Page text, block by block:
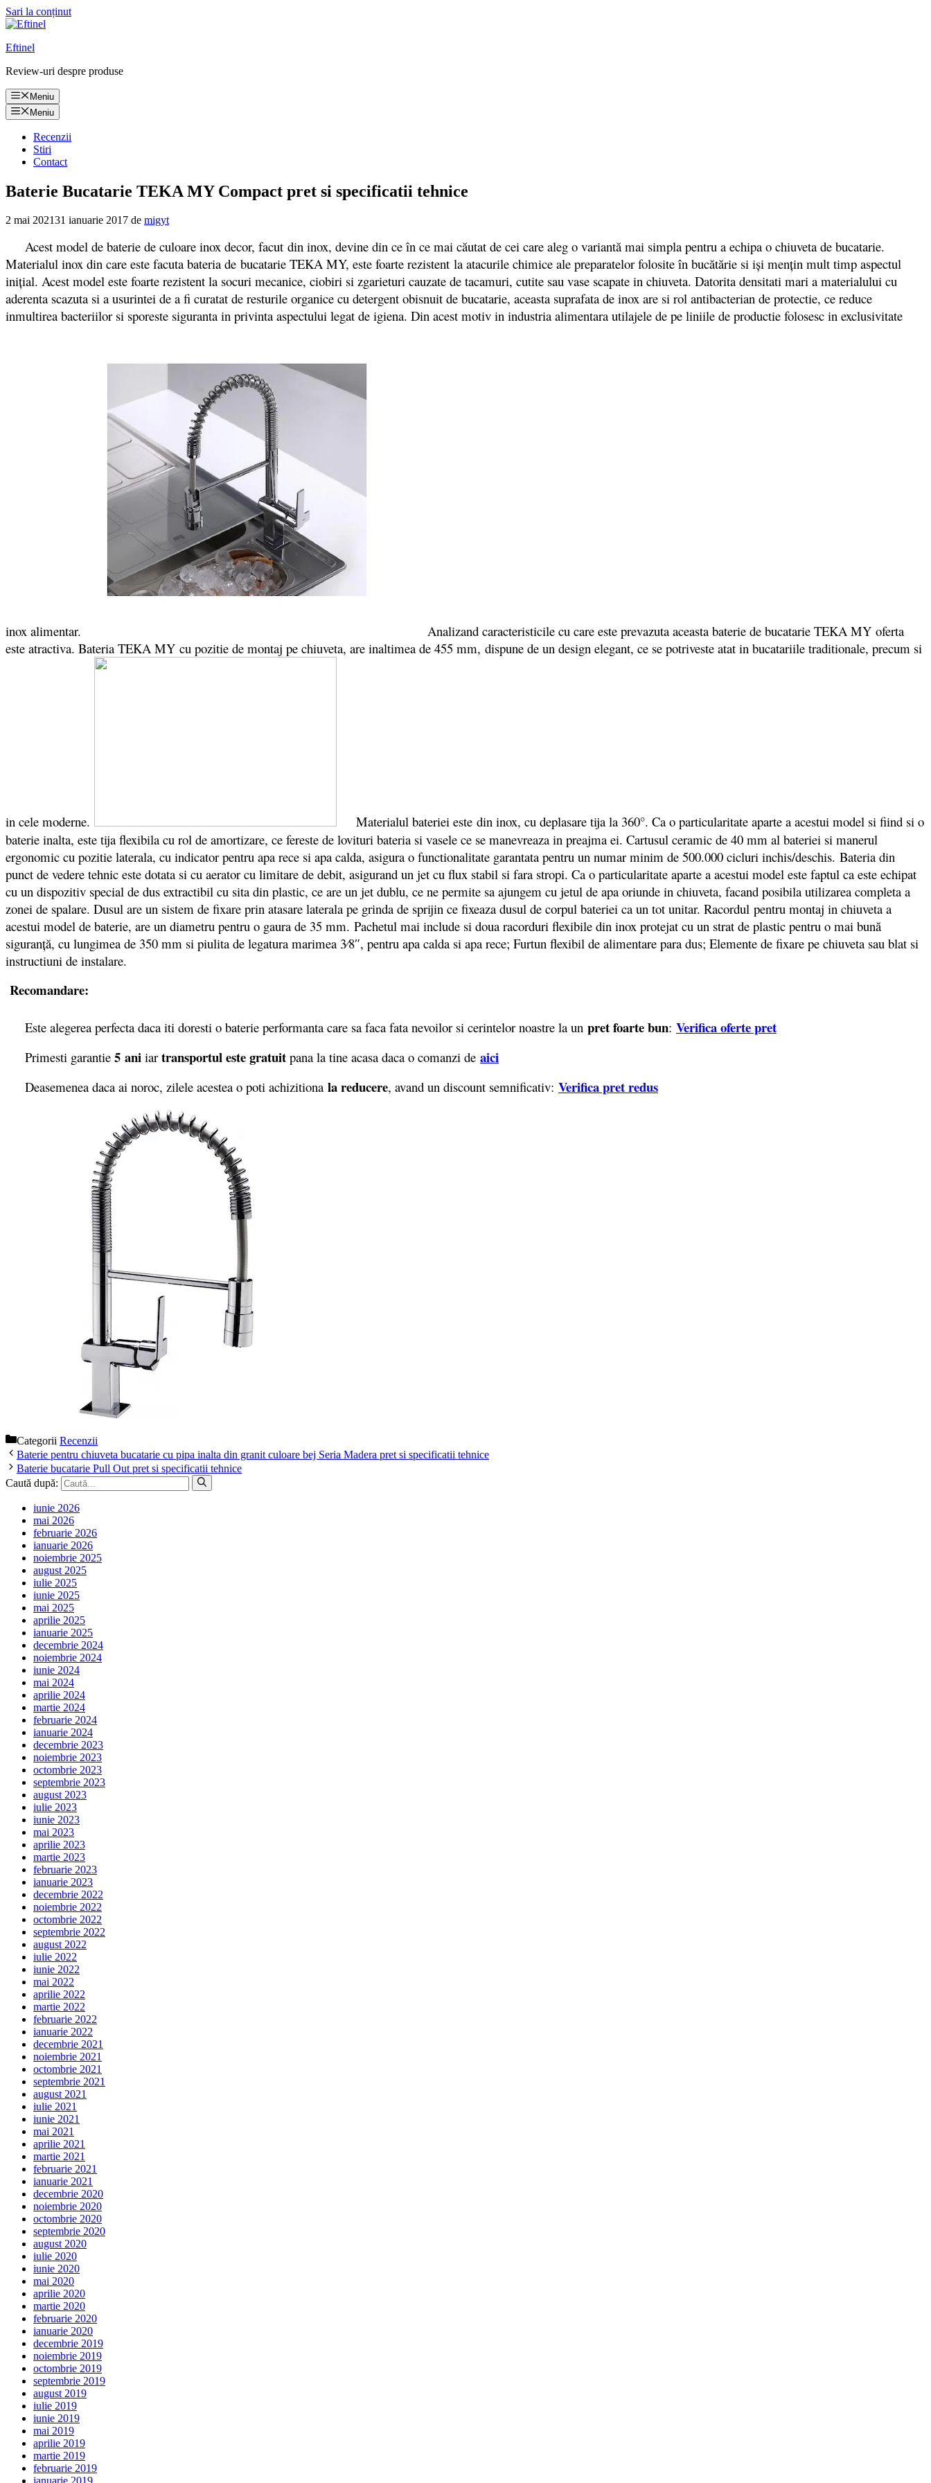
Sari la conținut
Eftinel
Review-uri despre produse
Meniu
Meniu
Recenzii
Stiri
Contact
Baterie Bucatarie TEKA MY Compact pret si specificatii tehnice
2 mai 202131 ianuarie 2017 de migyt
Acest model de baterie de culoare inox decor, facut din inox, devine din ce în ce mai căutat de cei care aleg o variantă mai simpla pentru a echipa o chiuveta de bucatarie.
Materialul inox din care este facuta bateria de bucatarie TEKA MY, este foarte rezistent la atacurile chimice ale preparatelor folosite în bucătărie si iși mențin mult timp aspectul
inițial. Acest model este foarte rezistent la socuri mecanice, ciobiri si zgarieturi cauzate de tacamuri, cutite sau vase scapate in chiuveta. Datorita densitati mari a materialului cu
aderenta scazuta si a usurintei de a fi curatat de resturile organice cu detergent obisnuit de bucatarie, aceasta suprafata de inox are si rol antibacterian de protectie, ce reduce
inmultirea bacteriilor si sporeste siguranta in privinta aspectului legat de igiena. Din acest motiv in industria alimentara utilajele de pe liniile de productie folosesc in exclusivitate
inox alimentar.
Analizand caracteristicile cu care este prevazuta aceasta baterie de bucatarie TEKA MY oferta
este atractiva. Bateria TEKA MY cu pozitie de montaj pe chiuveta, are inaltimea de 455 mm, dispune de un design elegant, ce se potriveste atat in bucatariile traditionale, precum si
in cele moderne. Materialul bateriei este din inox, cu deplasare tija la 360°. Ca o particularitate aparte a acestui model si fiind si o
baterie inalta, este tija flexibila cu rol de amortizare, ce fereste de lovituri bateria si vasele ce se manevreaza in preajma ei. Cartusul ceramic de 40 mm al bateriei si manerul
ergonomic cu pozitie laterala, cu indicator pentru apa rece si apa calda, asigura o functionalitate garantata pentru un numar minim de 500.000 cicluri inchis/deschis. Bateria din
punct de vedere tehnic este dotata si cu aerator cu limitare de debit, asigurand un jet cu flux stabil si fara stropi. Ca o particularitate aparte a acestui model este faptul ca este echipat
cu un dispozitiv special de dus extractibil cu sita din plastic, ce are un jet dublu, ce ne permite sa ajungem cu jetul de apa oriunde in chiuveta, facand posibila utilizarea completa a
zonei de spalare. Dusul are un sistem de fixare prin atasare laterala pe grinda de sprijin ce fixeaza dusul de corpul bateriei ca un tot unitar. Racordul pentru montaj in chiuveta a
acestui model de baterie, are un diametru pentru o gaura de 35 mm. Pachetul mai include si doua racorduri flexibile din inox protejat cu un strat de plastic pentru o mai bună
siguranţă, cu lungimea de 350 mm si piulita de legatura marimea 3⁄8″, pentru apa calda si apa rece; Furtun flexibil de alimentare para dus; Elemente de fixare pe chiuveta sau blat si
instructiuni de instalare.
Recomandare:
Este alegerea perfecta daca iti doresti o baterie performanta care sa faca fata nevoilor si cerintelor noastre la un pret foarte bun: Verifica oferte pret
Primesti garantie 5 ani iar transportul este gratuit pana la tine acasa daca o comanzi de aici
Deasemenea daca ai noroc, zilele acestea o poti achizitiona la reducere, avand un discount semnificativ: Verifica pret redus
Categorii Recenzii
Baterie pentru chiuveta bucatarie cu pipa inalta din granit culoare bej Seria Madera pret si specificatii tehnice
Baterie bucatarie Pull Out pret si specificatii tehnice
Caută după:
iunie 2026
mai 2026
februarie 2026
ianuarie 2026
noiembrie 2025
august 2025
iulie 2025
iunie 2025
mai 2025
aprilie 2025
ianuarie 2025
decembrie 2024
noiembrie 2024
iunie 2024
mai 2024
aprilie 2024
martie 2024
februarie 2024
ianuarie 2024
decembrie 2023
noiembrie 2023
octombrie 2023
septembrie 2023
august 2023
iulie 2023
iunie 2023
mai 2023
aprilie 2023
martie 2023
februarie 2023
ianuarie 2023
decembrie 2022
noiembrie 2022
octombrie 2022
septembrie 2022
august 2022
iulie 2022
iunie 2022
mai 2022
aprilie 2022
martie 2022
februarie 2022
ianuarie 2022
decembrie 2021
noiembrie 2021
octombrie 2021
septembrie 2021
august 2021
iulie 2021
iunie 2021
mai 2021
aprilie 2021
martie 2021
februarie 2021
ianuarie 2021
decembrie 2020
noiembrie 2020
octombrie 2020
septembrie 2020
august 2020
iulie 2020
iunie 2020
mai 2020
aprilie 2020
martie 2020
februarie 2020
ianuarie 2020
decembrie 2019
noiembrie 2019
octombrie 2019
septembrie 2019
august 2019
iulie 2019
iunie 2019
mai 2019
aprilie 2019
martie 2019
februarie 2019
ianuarie 2019